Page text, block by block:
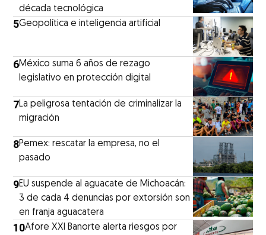
década tecnológica
5Geopolítica e inteligencia artificial
6México suma 6 años de rezago
legislativo en protección digital
7La peligrosa tentación de criminalizar la
migración
8Pemex: rescatar la empresa, no el
pasado
9EU suspende al aguacate de Michoacán:
3 de cada 4 denuncias por extorsión son
en franja aguacatera
10Afore XXI Banorte alerta riesgos por